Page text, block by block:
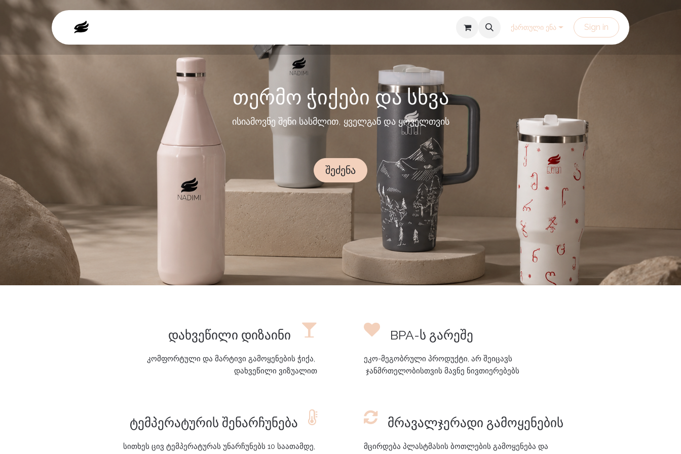
ქართული ენა Sign in
თერმო ჭიქები და სხვ​ა
ისიამოვნე შენი სასმლით, ყველგან და ყოველთვის
შეძენ​ა
დახვეწილი დიზაინი
კომფორტული და მარტივი გამოყენების ჭიქა,
დახვეწილი ვიზუალით
ტემპერატურის ​შენარჩუნება​​
სითხეს ცივ ტემპერატურას უნარჩუნებს 10 საათამდე,
BPA-ს გარეშე
ეკო-მეგობრული პროდუქტი, არ შეიცავს
ჯანმრთელობისთვის მავნე ნივთიერებებს
მრავალჯერადი გამოყენების
მცირდება პლასტმასის ბოთლების გამოყენება და